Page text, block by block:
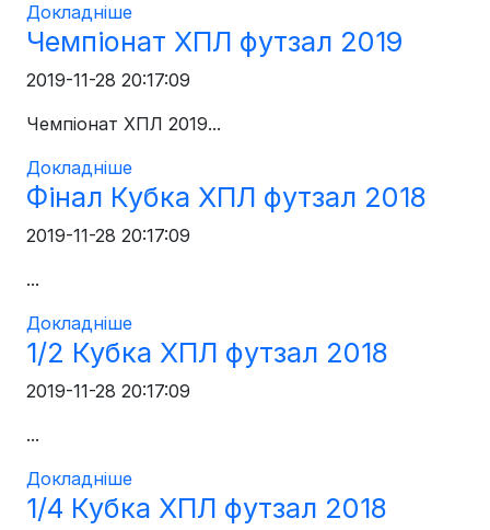
Докладніше
Чемпіонат ХПЛ футзал 2019
2019-11-28 20:17:09
Чемпіонат ХПЛ 2019...
Докладніше
Фінал Кубка ХПЛ футзал 2018
2019-11-28 20:17:09
...
Докладніше
1/2 Кубка ХПЛ футзал 2018
2019-11-28 20:17:09
...
Докладніше
1/4 Кубка ХПЛ футзал 2018